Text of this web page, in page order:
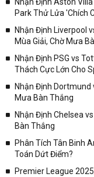
✓ Giải bóng Cúp C1
✓ Giải VĐQG Tây Ban
✓ VĐQG Đức;
✓ VĐQG Pháp;
✓ Liên Đoàn Anh;
✓ U23 Châu Á;
✓ Euro 2020;
Park Thử Lửa 'Chích
Nhận Định Liverpool
Mùa Giải, Chờ Mưa
Nhận Định PSG vs
Thách Cực Lớn Cho
Nhận Định Dortmund
Mưa Bàn Thắng
Nhận Định Chelsea
Bàn Thắng
Phân Tích Tân Binh
Toán Dứt Điểm?
Premier League